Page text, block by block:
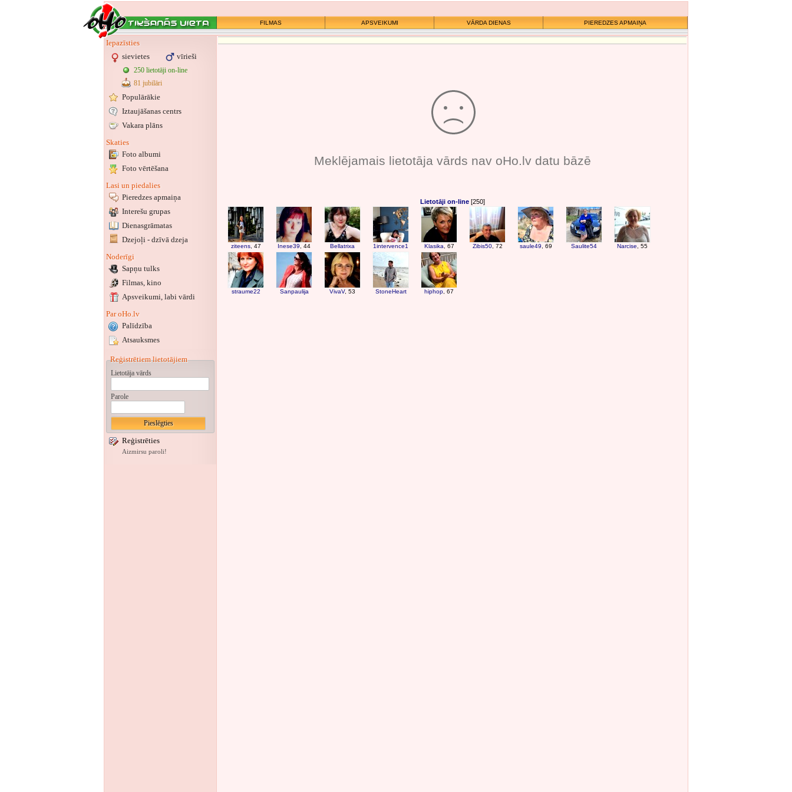
FILMAS APSVEIKUMI VĀRDA DIENAS PIEREDZES APMAIŅA
Iepazīsties
sievietes
vīrieši
250 lietotāji on-line
81 jubilāri
Populārākie
Iztaujāšanas centrs
Vakara plāns
Skaties
Foto albumi
Foto vērtēšana
Lasi un piedalies
Pieredzes apmaiņa
Interešu grupas
Dienasgrāmatas
Dzejoļi - dzīvā dzeja
Noderīgi
Sapņu tulks
Filmas, kino
Apsveikumi, labi vārdi
Par oHo.lv
Palīdzība
Atsauksmes
Reģistrētiem lietotājiem
Lietotāja vārds
Parole
Reģistrēties
Aizmirsu paroli!
Meklējamais lietotāja vārds nav oHo.lv datu bāzē
Lietotāji on-line[250]
ziteens, 47 Inese39 , 44 Bellatrixa 1intervence1 Klasika , 67 Zibis50, 72 saule49 , 69 Saulite54 Narcise , 55
straume22 Sanpaulija VivaV, 53 StoneHeart hiphop , 67